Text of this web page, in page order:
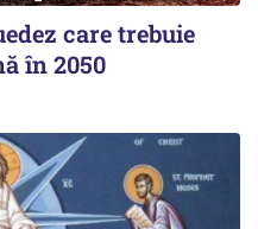
care trebuie
în 2050